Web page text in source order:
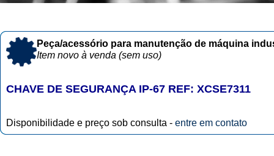
Peça/acessório para manutenção de máquina
Item novo à venda (sem uso)
CHAVE DE SEGURANÇA IP-67 REF: XCSE7311
Disponibilidade e preço sob consulta - entre em contato